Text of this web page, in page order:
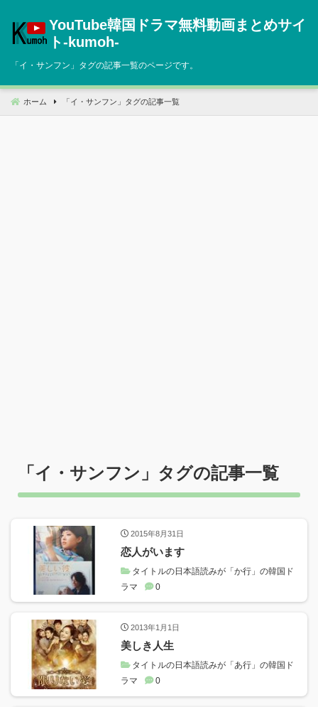
へ
動
YouTube韓国ドラマ無料動画まとめサイ
ト‐kumoh‐
「イ・サンフン 」タグの記事一覧のページです。
ホーム 「 イ・サンフン 」タグの記事一覧
「イ・サンフン 」タグの記事一覧
2015年8月31日
恋人がいます
タイトルの日本語読みが「か行」の韓国ド
ラマ
0
2013年1月1日
美しき人生
タイトルの日本語読みが「あ行」の韓国ド
ラマ
0